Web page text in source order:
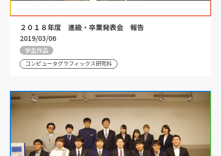
２０１８年度 進級・卒業発表会 報告
2019/03/06
学生作品
コンピュータグラフィックス研究科